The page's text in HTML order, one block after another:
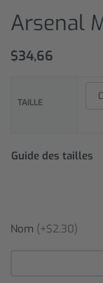
Arsenal
$34,66
TAILLE
Guide des tailles
Nom (+$2,30)